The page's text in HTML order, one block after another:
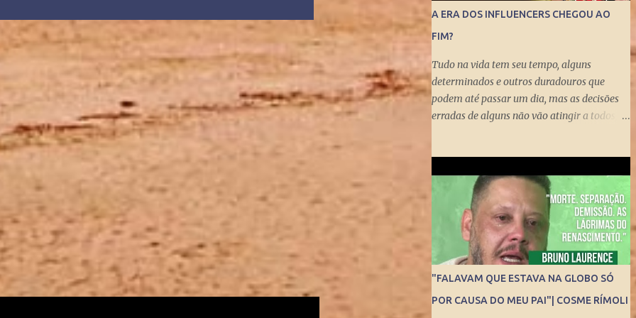
A ERA DOS INFLUENCERS CHEGOU AO
FIM?
Tudo na vida tem seu tempo, alguns
determinados e outros duradouros que
podem até passar um dia, mas as decisões
erradas de alguns não vão atingir a todos,
influencer mais conhecido do país ao lado
do Whindersson Nunes . Claro que é preciso
prestar atenção no sinal, ou sinais, pode não
afetar a todos imediatamente, mas com
certeza isso pode chegar para muitos logo
logo. A Rede Mundial de Computadores
permite que cada cidadão tenha seus
próprios meios de comunicação, seja um
"FALAVAM QUE ESTAVA NA GLOBO SÓ
POR CAUSA DO MEU PAI"| COSME RÍMOLI